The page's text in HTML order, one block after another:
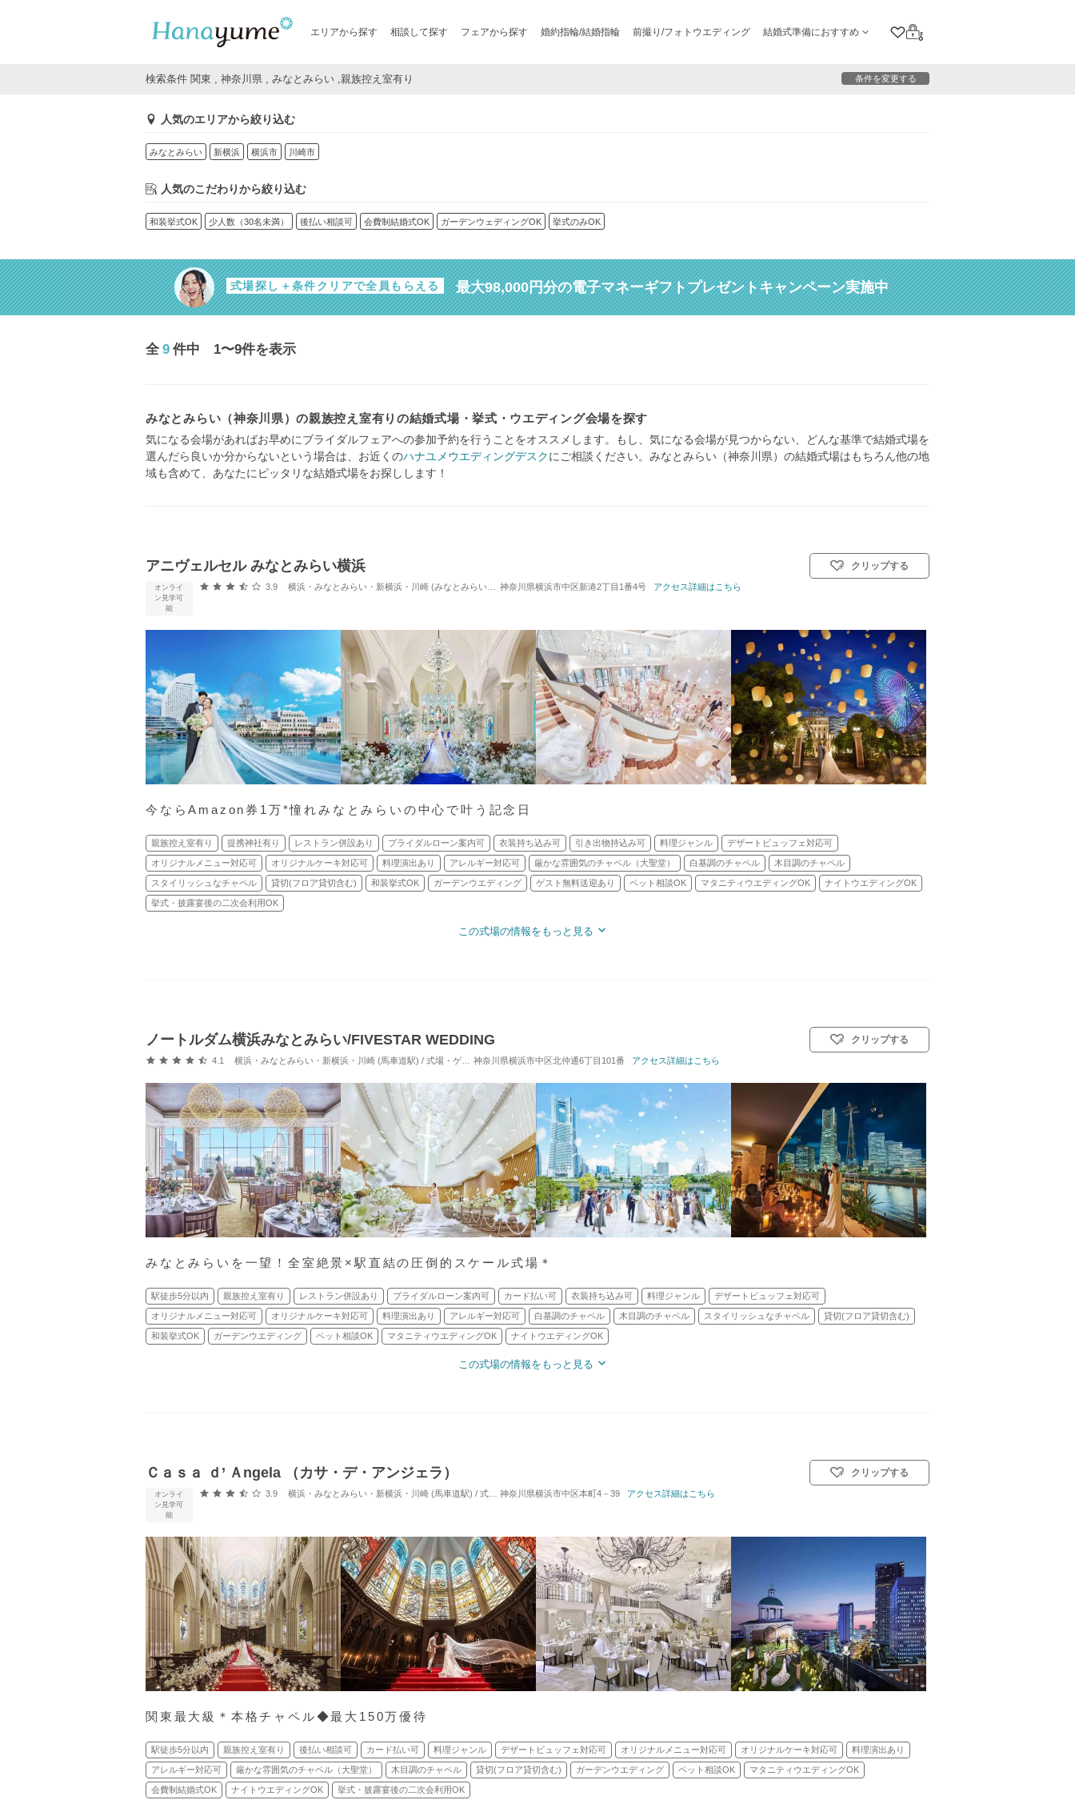
エリアから探す 相談して探す フェアから探す 婚約指輪/結婚指輪 前撮り/フォトウエディング 結婚式準備におすすめ
クリップリスト
ログイン
検索条件 関東 , 神奈川県 , みなとみらい ,親族控え室有り 条件を変更する
人気のエリアから絞り込む
みなとみらい 新横浜 横浜市 川崎市
人気のこだわりから絞り込む
和装挙式OK 少人数（30名未満） 後払い相談可 会費制結婚式OK ガーデンウェディングOK 挙式のみOK
式場探し＋条件クリアで全員もらえる 最大98,000円分の電子マネーギフトプレゼントキャンペーン実施中
全 9 件中 1〜9件を表示
みなとみらい（神奈川県）の親族控え室有りの結婚式場・挙式・ウエディング会場を探す
気になる会場があればお早めにブライダルフェアへの参加予約を行うことをオススメします。もし、気になる会場が見つからない、どんな基準で結婚式場を
選んだら良いか分からないという場合は、お近くのハナユメウエディングデスクにご相談ください。みなとみらい（神奈川県）の結婚式場はもちろん他の地
域も含めて、あなたにピッタリな結婚式場をお探しします！
アニヴェルセル みなとみらい横浜
オンライ
ン見学可
能
口コミ評価
3.9 横浜・みなとみらい・新横浜・川崎 (みなとみらい駅) / 式場・ゲストハウス 対応人数: 着席：20名 ～ 162名 挙式スタイル: 教会式(キリスト教式)／神前式／人前式／仏前式
神奈川県横浜市中区新港2丁目1番4号 アクセス詳細はこちら
クリップする
今ならAmazon券1万*憧れみなとみらいの中心で叶う記念日
親族控え室有り 提携神社有り レストラン併設あり ブライダルローン案内可 衣装持ち込み可 引き出物持込み可 料理ジャンル デザートビュッフェ対応可
オリジナルメニュー対応可 オリジナルケーキ対応可 料理演出あり アレルギー対応可 厳かな雰囲気のチャペル（大聖堂） 白基調のチャペル 木目調のチャペル
スタイリッシュなチャペル 貸切(フロア貸切含む) 和装挙式OK ガーデンウエディング ゲスト無料送迎あり ペット相談OK マタニティウエディングOK ナイトウエディングOK
挙式・披露宴後の二次会利用OK
この式場の情報をもっと見る
ノートルダム横浜みなとみらい/FIVESTAR WEDDING
口コミ評価
4.1 横浜・みなとみらい・新横浜・川崎 (馬車道駅) / 式場・ゲストハウス 対応人数: 着席：30名 ～ 146名 挙式スタイル: 教会式(キリスト教式)／人前式／和装人前式
神奈川県横浜市中区北仲通6丁目101番 アクセス詳細はこちら
クリップする
みなとみらいを一望！全室絶景×駅直結の圧倒的スケール式場＊
駅徒歩5分以内 親族控え室有り レストラン併設あり ブライダルローン案内可 カード払い可 衣装持ち込み可 料理ジャンル デザートビュッフェ対応可
オリジナルメニュー対応可 オリジナルケーキ対応可 料理演出あり アレルギー対応可 白基調のチャペル 木目調のチャペル スタイリッシュなチャペル 貸切(フロア貸切含む)
和装挙式OK ガーデンウエディング ペット相談OK マタニティウエディングOK ナイトウエディングOK
この式場の情報をもっと見る
Ｃａｓａ ｄ’ Ａngela （カサ・デ・アンジェラ）
オンライ
ン見学可
能
口コミ評価
3.9 横浜・みなとみらい・新横浜・川崎 (馬車道駅) / 式場・ゲストハウス 対応人数: 着席：35名 ～ 100名 挙式スタイル: 教会式(キリスト教式)／人前式
神奈川県横浜市中区本町4－39 アクセス詳細はこちら
クリップする
関東最大級＊本格チャペル◆最大150万優待
駅徒歩5分以内 親族控え室有り 後払い相談可 カード払い可 料理ジャンル デザートビュッフェ対応可 オリジナルメニュー対応可 オリジナルケーキ対応可 料理演出あり
アレルギー対応可 厳かな雰囲気のチャペル（大聖堂） 木目調のチャペル 貸切(フロア貸切含む) ガーデンウエディング ペット相談OK マタニティウエディングOK
会費制結婚式OK ナイトウエディングOK 挙式・披露宴後の二次会利用OK